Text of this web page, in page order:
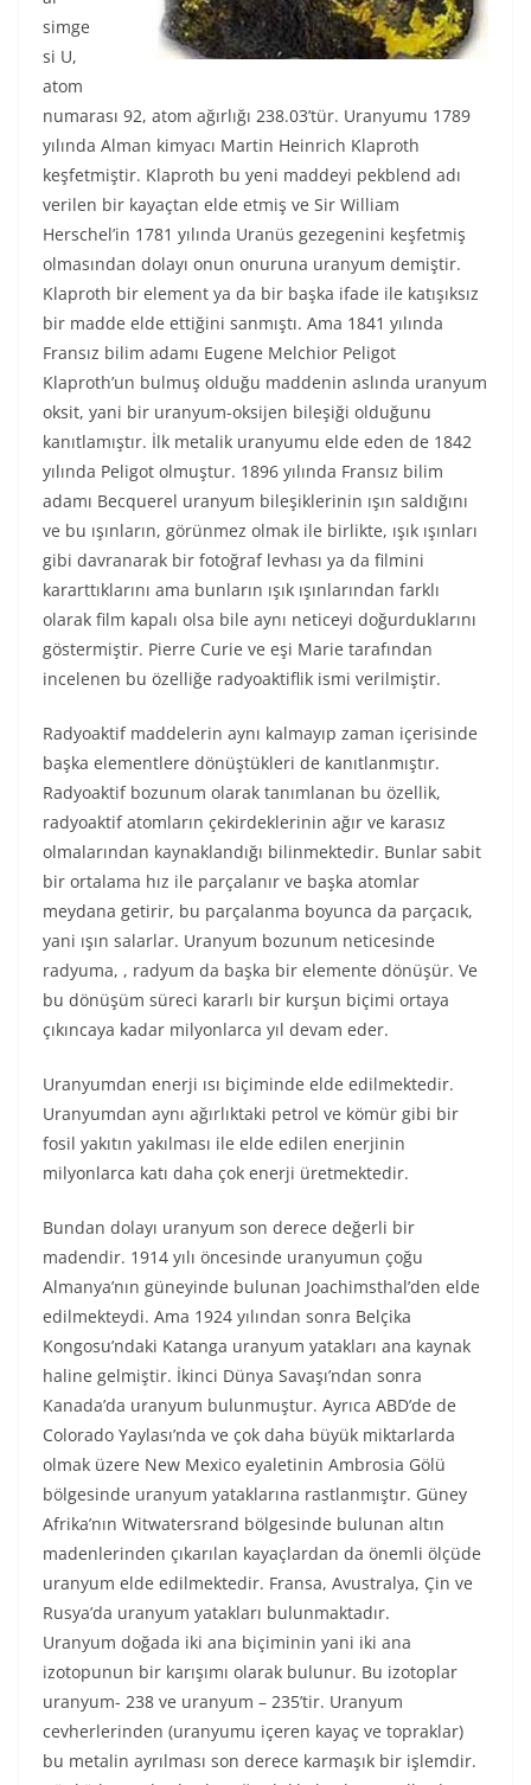
simge
si U,
atom
numarası 92, atom ağırlığı 238.03’tür. Uranyumu 1789
yılında Alman kimyacı Martin Heinrich Klaproth
keşfetmiştir. Klaproth bu yeni maddeyi pekblend adı
verilen bir kayaçtan elde etmiş ve Sir William
Herschel’in 1781 yılında Uranüs gezegenini keşfetmiş
olmasından dolayı onun onuruna uranyum demiştir.
Klaproth bir element ya da bir başka ifade ile katışıksız
bir madde elde ettiğini sanmıştı. Ama 1841 yılında
Fransız bilim adamı Eugene Melchior Peligot
Klaproth’un bulmuş olduğu maddenin aslında uranyum
oksit, yani bir uranyum-oksijen bileşiği olduğunu
kanıtlamıştır. İlk metalik uranyumu elde eden de 1842
yılında Peligot olmuştur. 1896 yılında Fransız bilim
adamı Becquerel uranyum bileşiklerinin ışın saldığını
ve bu ışınların, görünmez olmak ile birlikte, ışık ışınları
gibi davranarak bir fotoğraf levhası ya da filmini
kararttıklarını ama bunların ışık ışınlarından farklı
olarak film kapalı olsa bile aynı neticeyi doğurduklarını
göstermiştir. Pierre Curie ve eşi Marie tarafından
incelenen bu özelliğe radyoaktiflik ismi verilmiştir.
Radyoaktif maddelerin aynı kalmayıp zaman içerisinde
başka elementlere dönüştükleri de kanıtlanmıştır.
Radyoaktif bozunum olarak tanımlanan bu özellik,
radyoaktif atomların çekirdeklerinin ağır ve karasız
olmalarından kaynaklandığı bilinmektedir. Bunlar sabit
bir ortalama hız ile parçalanır ve başka atomlar
meydana getirir, bu parçalanma boyunca da parçacık,
yani ışın salarlar. Uranyum bozunum neticesinde
radyuma, , radyum da başka bir elemente dönüşür. Ve
bu dönüşüm süreci kararlı bir kurşun biçimi ortaya
çıkıncaya kadar milyonlarca yıl devam eder.
Uranyumdan enerji ısı biçiminde elde edilmektedir.
Uranyumdan aynı ağırlıktaki petrol ve kömür gibi bir
fosil yakıtın yakılması ile elde edilen enerjinin
milyonlarca katı daha çok enerji üretmektedir.
Bundan dolayı uranyum son derece değerli bir
madendir. 1914 yılı öncesinde uranyumun çoğu
Almanya’nın güneyinde bulunan Joachimsthal’den elde
edilmekteydi. Ama 1924 yılından sonra Belçika
Kongosu’ndaki Katanga uranyum yatakları ana kaynak
haline gelmiştir. İkinci Dünya Savaşı’ndan sonra
Kanada’da uranyum bulunmuştur. Ayrıca ABD’de de
Colorado Yaylası’nda ve çok daha büyük miktarlarda
olmak üzere New Mexico eyaletinin Ambrosia Gölü
bölgesinde uranyum yataklarına rastlanmıştır. Güney
Afrika’nın Witwatersrand bölgesinde bulunan altın
madenlerinden çıkarılan kayaçlardan da önemli ölçüde
uranyum elde edilmektedir. Fransa, Avustralya, Çin ve
Rusya’da uranyum yatakları bulunmaktadır.
Uranyum doğada iki ana biçiminin yani iki ana
izotopunun bir karışımı olarak bulunur. Bu izotoplar
uranyum- 238 ve uranyum – 235’tir. Uranyum
cevherlerinden (uranyumu içeren kayaç ve topraklar)
bu metalin ayrılması son derece karmaşık bir işlemdir.